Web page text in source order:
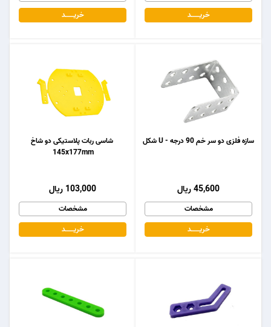
خریـــــــد خریـــــــد
شاسی ربات پلاستیکی دو شاخ
145x177mm
103,000 ریال
مشخصات
خریـــــــد
سازه فلزی دو سر خم 90 درجه - U شکل
45,600 ریال
مشخصات
خریـــــــد